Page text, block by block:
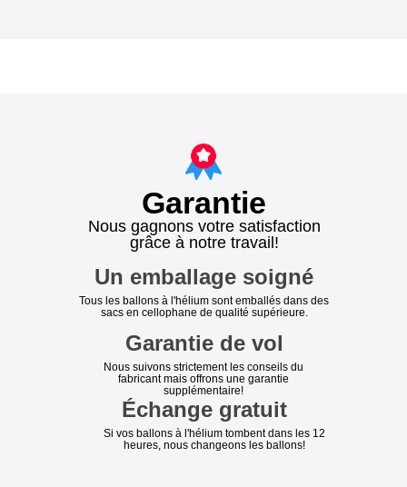
Garantie
Nous gagnons votre satisfaction
grâce à notre travail!
Échange gratuit
Si vos ballons à l'hélium tombent dans les 12
heures, nous changeons les ballons!
Un emballage soigné
Garantie de vol
Nous suivons strictement les conseils du
fabricant mais offrons une garantie
supplémentaire!
Tous les ballons à l'hélium sont emballés dans des
sacs en cellophane de qualité supérieure.